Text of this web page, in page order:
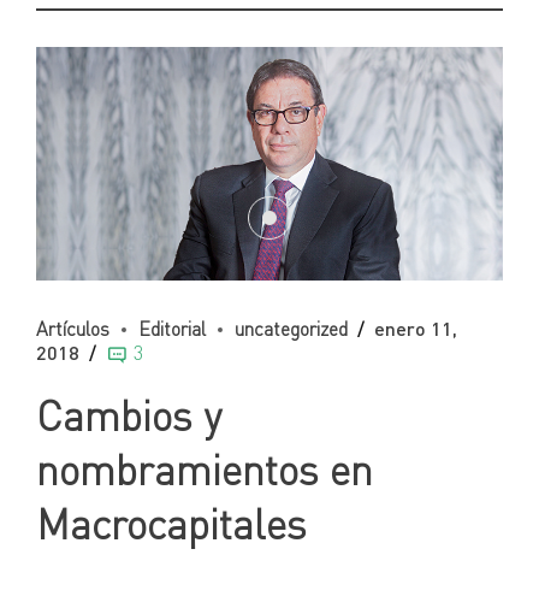
Artículos Editorial uncategorized
enero 11,
2018
3
Cambios y
nombramientos en
Macrocapitales